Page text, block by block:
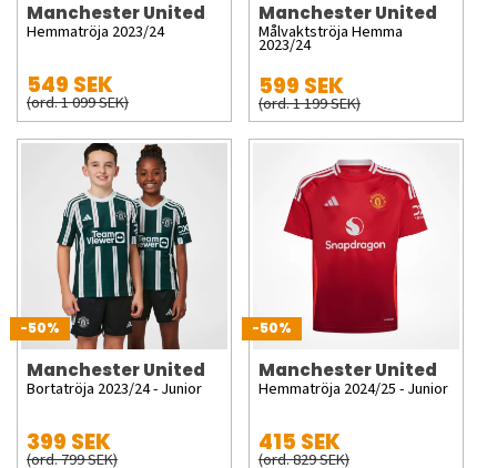
Manchester United
Hemmatröja 2023/24
549 SEK
(ord. 1 099 SEK)
Manchester United
Målvaktströja Hemma
2023/24
599 SEK
(ord. 1 199 SEK)
-50%
Manchester United
Bortatröja 2023/24 - Junior
399 SEK
(ord. 799 SEK)
-50%
Manchester United
Hemmatröja 2024/25 - Junior
415 SEK
(ord. 829 SEK)